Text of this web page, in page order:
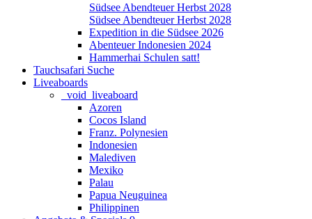
Südsee Abendteuer Herbst 2028
Südsee Abendteuer Herbst 2028
Expedition in die Südsee 2026
Abenteuer Indonesien 2024
Hammerhai Schulen satt!
Tauchsafari Suche
Liveaboards
_void_liveaboard
Azoren
Cocos Island
Franz. Polynesien
Indonesien
Malediven
Mexiko
Palau
Papua Neuguinea
Philippinen